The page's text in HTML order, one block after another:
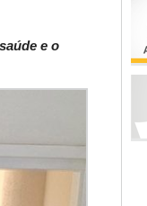
e o